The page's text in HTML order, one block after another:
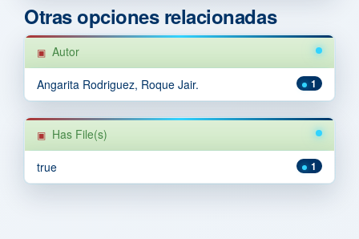
Otras opciones relacionadas
Autor
1
Angarita Rodriguez, Roque Jair.
Has File(s)
1
true